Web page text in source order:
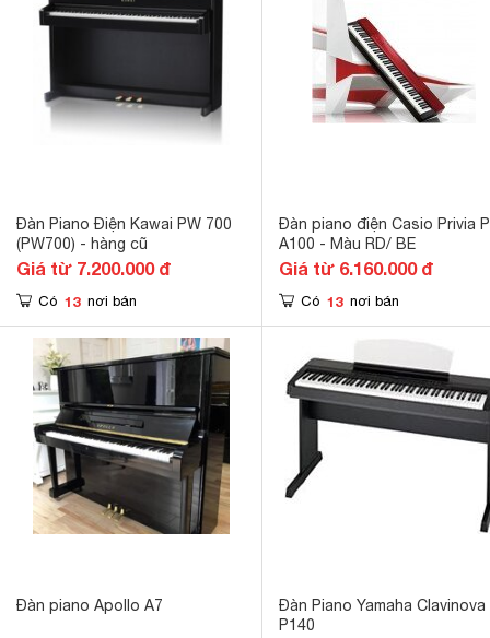
Đàn Piano Điện Kawai PW 700
(PW700) - hàng cũ
Giá từ 7.200.000 đ
Có 13 nơi bán
Đàn piano điện Casio Privia
A100 - Màu RD/ BE
Giá từ 6.160.000 đ
Có 13 nơi bán
Đàn piano Apollo A7
Đàn Piano Yamaha Clavinova
P140